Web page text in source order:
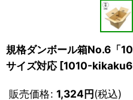
規格ダンボール箱No.6「
サイズ対応 [1010-
販売価格: 1,324円(税込)